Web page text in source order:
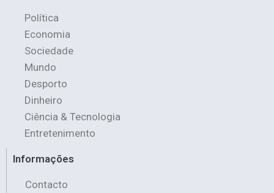
Política
Economia
Sociedade
Mundo
Desporto
Dinheiro
Ciência & Tecnologia
Entretenimento
Informações
Contacto